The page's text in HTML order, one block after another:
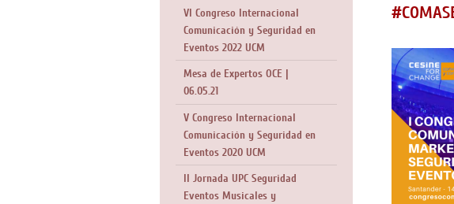
VI Congreso Internacional
Comunicación y Seguridad en
Eventos 2022 UCM
Mesa de Expertos OCE |
06.05.21
V Congreso Internacional
Comunicación y Seguridad en
Eventos 2020 UCM
II Jornada UPC Seguridad
Eventos Musicales y